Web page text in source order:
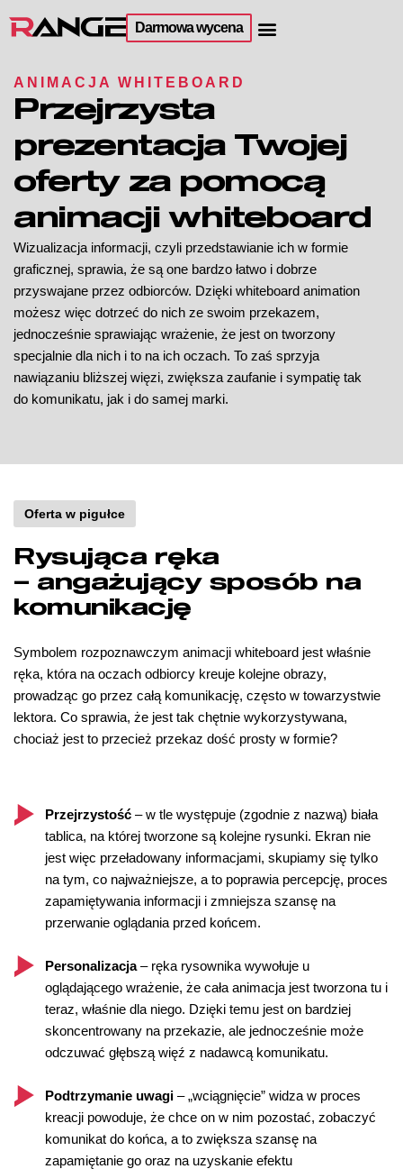
Darmowa wycena
ANIMACJA WHITEBOARD
Przejrzysta
prezentacja Twojej
oferty za pomocą
animacji whiteboard
Wizualizacja informacji, czyli przedstawianie ich w formie
graficznej, sprawia, że są one bardzo łatwo i dobrze
przyswajane przez odbiorców. Dzięki whiteboard animation
możesz więc dotrzeć do nich ze swoim przekazem,
jednocześnie sprawiając wrażenie, że jest on tworzony
specjalnie dla nich i to na ich oczach. To zaś sprzyja
nawiązaniu bliższej więzi, zwiększa zaufanie i sympatię tak
do komunikatu, jak i do samej marki.
Oferta w pigułce
Rysująca ręka
– angażujący sposób na
komunikację
Symbolem rozpoznawczym animacji whiteboard jest właśnie
ręka, która na oczach odbiorcy kreuje kolejne obrazy,
prowadząc go przez całą komunikację, często w towarzystwie
lektora. Co sprawia, że jest tak chętnie wykorzystywana,
chociaż jest to przecież przekaz dość prosty w formie?
Przejrzystość – w tle występuje (zgodnie z nazwą) biała
tablica, na której tworzone są kolejne rysunki. Ekran nie
jest więc przeładowany informacjami, skupiamy się tylko
na tym, co najważniejsze, a to poprawia percepcję, proces
zapamiętywania informacji i zmniejsza szansę na
przerwanie oglądania przed końcem.
Personalizacja– ręka rysownika wywołuje u
oglądającego wrażenie, że cała animacja jest tworzona tu i
teraz, właśnie dla niego. Dzięki temu jest on bardziej
skoncentrowany na przekazie, ale jednocześnie może
odczuwać głębszą więź z nadawcą komunikatu.
Podtrzymanie uwagi – „wciągnięcie” widza w proces
kreacji powoduje, że chce on w nim pozostać, zobaczyć
komunikat do końca, a to zwiększa szansę na
zapamiętanie go oraz na uzyskanie efektu